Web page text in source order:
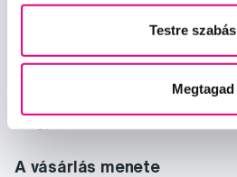
Testre szabás
Megtagad
Kérdések, tanácsadás
A vásárlás menete